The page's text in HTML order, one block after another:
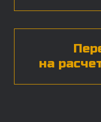
ЧАСТЫЕ ВОПРОСЫ